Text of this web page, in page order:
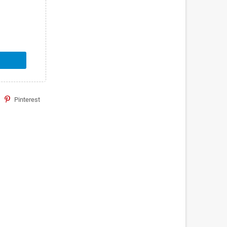
Pinterest